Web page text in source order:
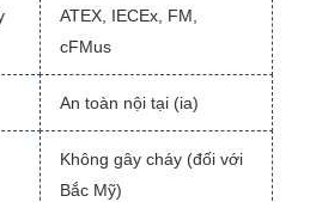
ATEX, IECEx, FM,
cFMus
An toàn nội tại (ia)
Không gây cháy (đối với
Bắc Mỹ)